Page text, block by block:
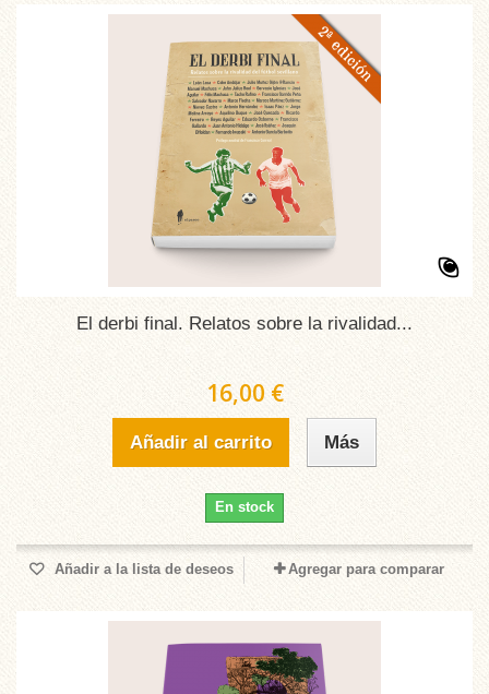
El derbi final. Relatos sobre la rivalidad...
16,00 €
Añadir al carrito Más
En stock
Añadir a la lista de deseos Agregar para comparar